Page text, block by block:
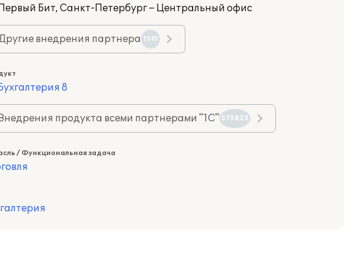
Бит, Санкт-Петербург – Центральный офис
внедрения партнера 1581
8
продукта всеми партнерами "1С" 575825
/ Функциональная задача